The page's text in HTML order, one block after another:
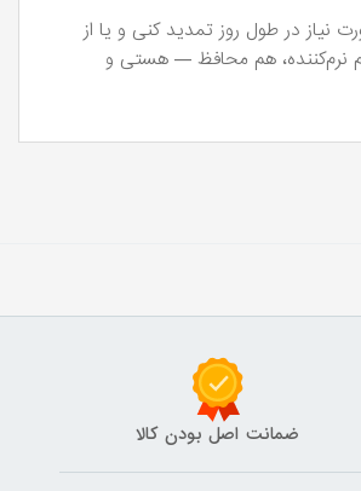
نیاز در طول روز تمدید کنی و یا از
نرم‌کننده، هم محافظ — هستی و
ضمانت اصل بودن کالا